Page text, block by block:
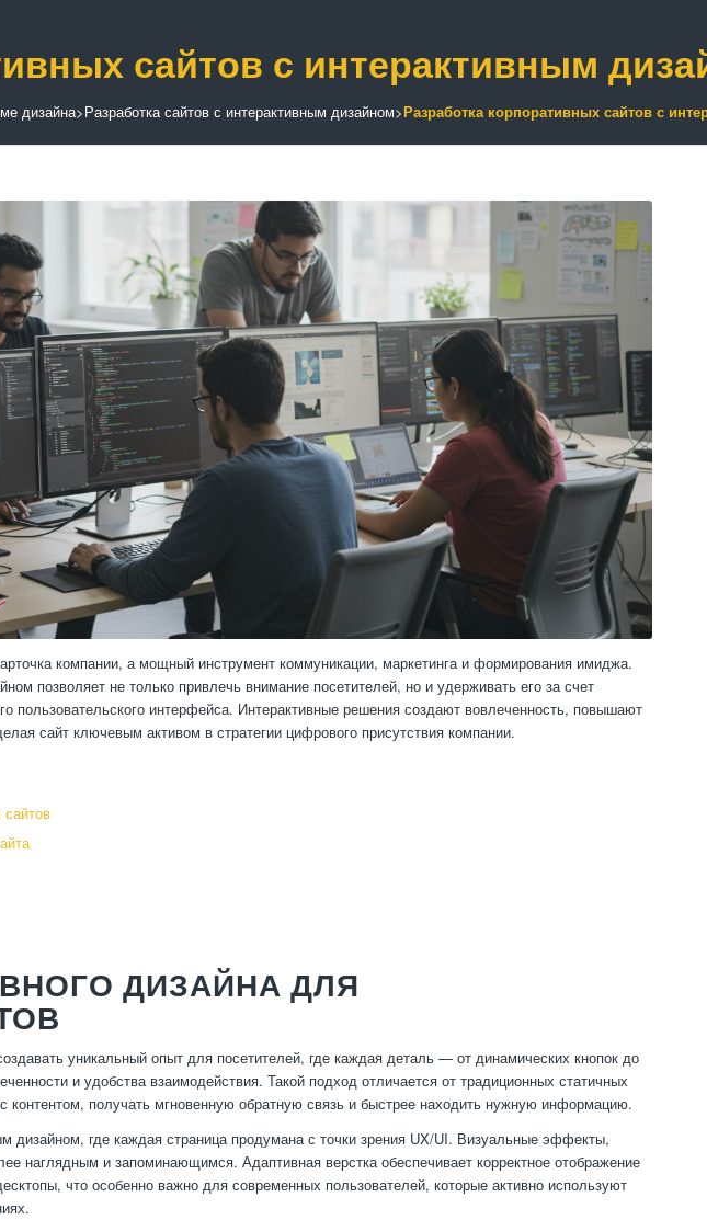
сайтов с интерактивным
дизайна>Разработка сайтов с интерактивным дизайном>Разработка корпоративных сайтов с
компании, а мощный инструмент коммуникации, маркетинга и формирования имиджа.
позволяет не только привлечь внимание посетителей, но и удерживать его за счет
интерфейса. Интерактивные решения создают вовлеченность, повышают
сайт ключевым активом в стратегии цифрового присутствия компании.
сайтов
ДИЗАЙНА ДЛЯ
уникальный опыт для посетителей, где каждая деталь — от динамических кнопок до
и удобства взаимодействия. Такой подход отличается от традиционных статичных
контентом, получать мгновенную обратную связь и быстрее находить нужную информацию.
дизайном, где каждая страница продумана с точки зрения UX/UI. Визуальные эффекты,
наглядным и запоминающимся. Адаптивная верстка обеспечивает корректное отображение
что особенно важно для современных пользователей, которые активно используют